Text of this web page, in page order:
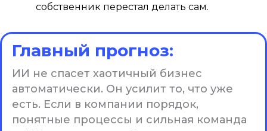
собственник перестал делать сам.
Главный прогноз:
ИИ не спасет хаотичный бизнес
автоматически. Он усилит то, что уже
есть. Если в компании порядок,
понятные процессы и сильная команда